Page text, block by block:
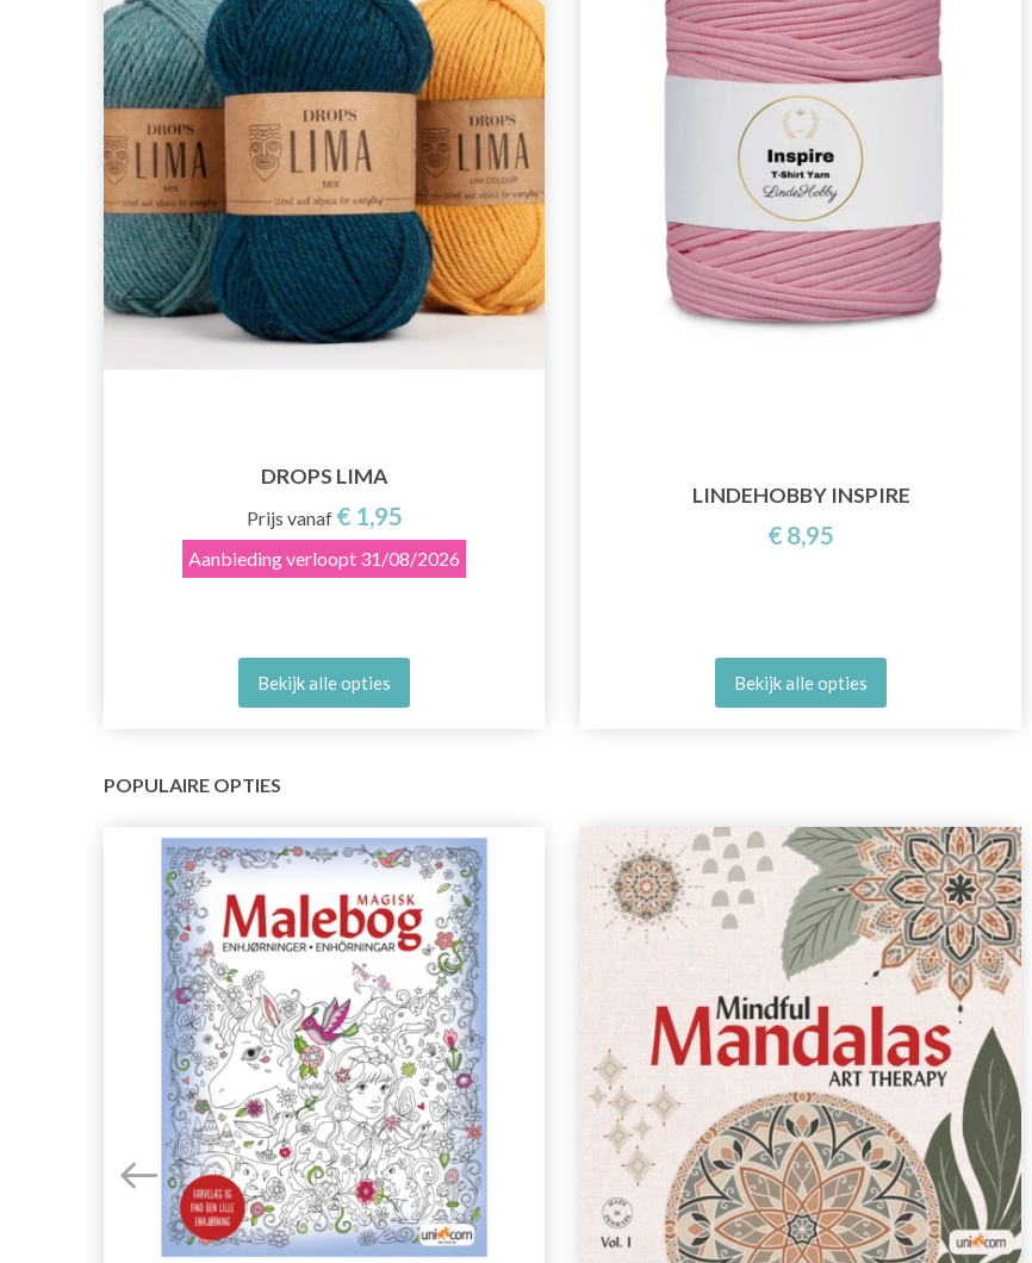
DROPS LIMA
Prijs vanaf € 1,95
Aanbieding verloopt 31/08/2026
Bekijk alle opties
LINDEHOBBY INSPIRE
€ 8,95
Bekijk alle opties
POPULAIRE OPTIES